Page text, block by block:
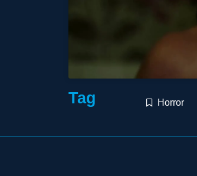
Tag Horror